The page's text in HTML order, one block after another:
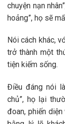
chuyện nạn
hoảng”, họ sẽ
Nói cách khác,
trở thành một
tiện kiếm sống.
Điều đáng nói
chủ”, họ lại
đoan, phiến